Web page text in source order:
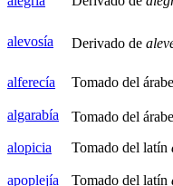
alevosía Derivado de
alferecía Tomado del árabe
algarabía Tomado del
alopicia
Tomado del latín
apoplejía Tomado del latín